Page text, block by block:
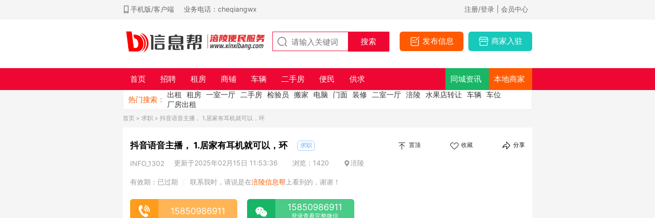
手机版/客户端 业务电话：cheqiangwx 注册/登录 | 会员中心
发布信息 商家入驻
首页 招聘 租房 商铺 车辆 二手房 便民 供求 同城资讯 本地商家
热门搜索：
出租 租房 一室一厅 二手房 检验员 搬家 电脑 门面 装修 二室一厅 涪陵 水果店转让 车辆 车位
厂房出租
首页 > 求职 > 抖音语音主播， 1.居家有耳机就可以，环
抖音语音主播， 1.居家有耳机就可以，环 求职 置顶 收藏 分享
INFO_1302 更新于2025年02月15日 11:53:36 浏览：1420 涪陵
有效期：已过期 联系我时，请说是在涪陵信息帮 上看到的，谢谢！
15850986911 15850986911
登录查看完整微信